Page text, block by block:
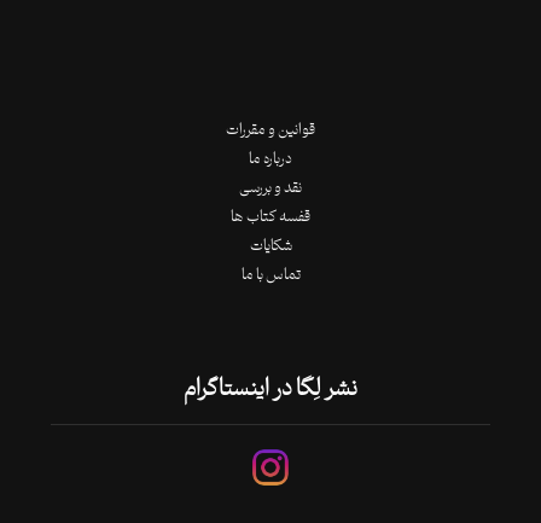
قوانین و مقررات
درباره ما
نقد و بررسی
قفسه کتاب ها
شکایات
تماس با ما
نشر لِگا در اینستاگرام